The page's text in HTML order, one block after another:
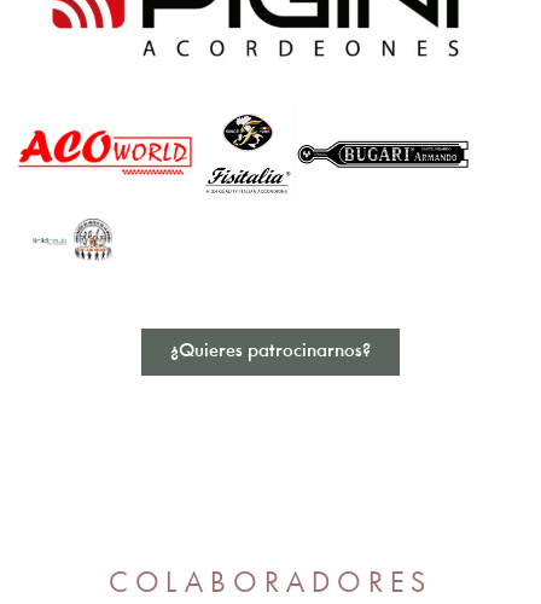
¿Quieres patrocinarnos?
COLABORADORES